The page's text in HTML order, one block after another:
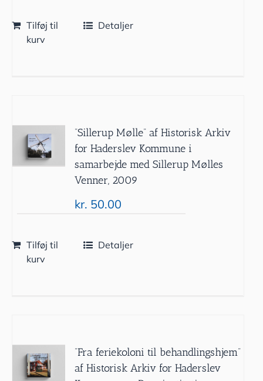
Tilføj til
kurv
Detaljer
”Sillerup Mølle” af Historisk Arkiv
for Haderslev Kommune i
samarbejde med Sillerup Mølles
Venner, 2009
kr. 50.00
Tilføj til
kurv
Detaljer
”Fra feriekoloni til behandlingshjem”
af Historisk Arkiv for Haderslev